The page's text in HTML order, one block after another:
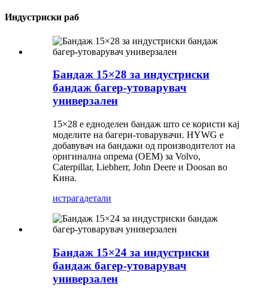
Индустриски раб
Бандаж 15×28 за индустриски
бандаж багер-утоварувач
универзален
15×28 е едноделен бандаж што се користи кај
моделите на багери-товарувачи. HYWG е
добавувач на бандажи од производителот на
оригинална опрема (OEM) за Volvo,
Caterpillar, Liebherr, John Deere и Doosan во
Кина.
истрагадетали
Бандаж 15×24 за индустриски
бандаж багер-утоварувач
универзален